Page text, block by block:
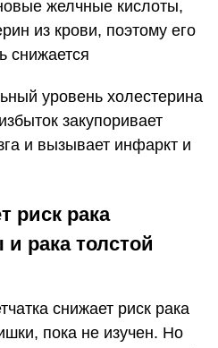
желчные кислоты,
из крови, поэтому его
снижается
уровень холестерина
закупоривает
и вызывает инфаркт и
риск рака
рака толстой
снижает риск рака
пока не изучен. Но